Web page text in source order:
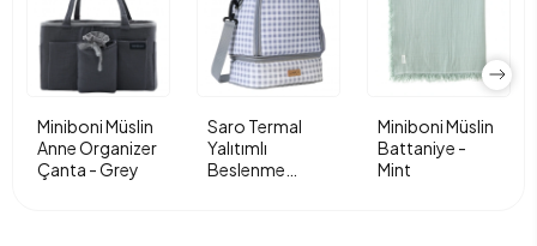
Miniboni Müslin
Anne Organizer
Çanta - Grey
Saro Termal
Yalıtımlı
Beslenme
Miniboni Müslin
Battaniye -
Mint